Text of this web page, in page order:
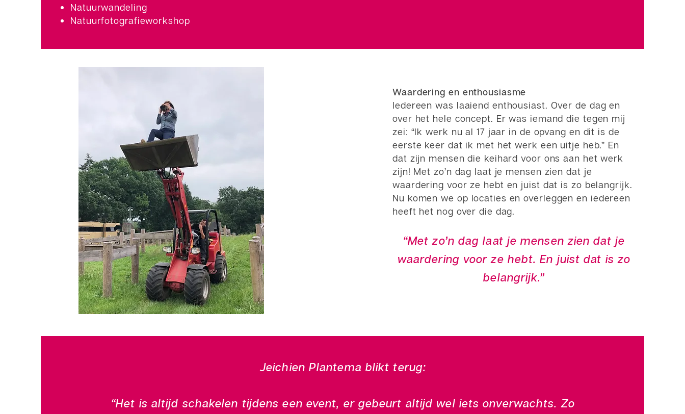
Natuurwandeling
Natuurfotografieworkshop
Waardering en enthousiasme
Iedereen was laaiend enthousiast. Over de dag en
over het hele concept. Er was iemand die tegen mij
zei: “Ik werk nu al 17 jaar in de opvang en dit is de
eerste keer dat ik met het werk een uitje heb.” En
dat zijn mensen die keihard voor ons aan het werk
zijn! Met zo’n dag laat je mensen zien dat je
waardering voor ze hebt en juist dat is zo belangrijk.
Nu komen we op locaties en overleggen en iedereen
heeft het nog over die dag.
“Met zo’n dag laat je mensen zien dat je
waardering voor ze hebt. En juist dat is zo
belangrijk.”
Jeichien Plantema blikt terug:
“Het is altijd schakelen tijdens een event, er gebeurt altijd wel iets onverwachts. Zo